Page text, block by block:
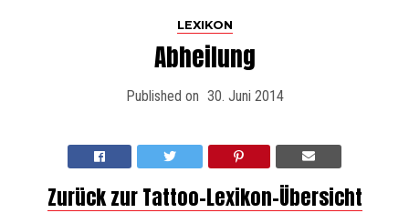
LEXIKON
Abheilung
Published on 30. Juni 2014
Zurück zur Tattoo-Lexikon-Übersicht